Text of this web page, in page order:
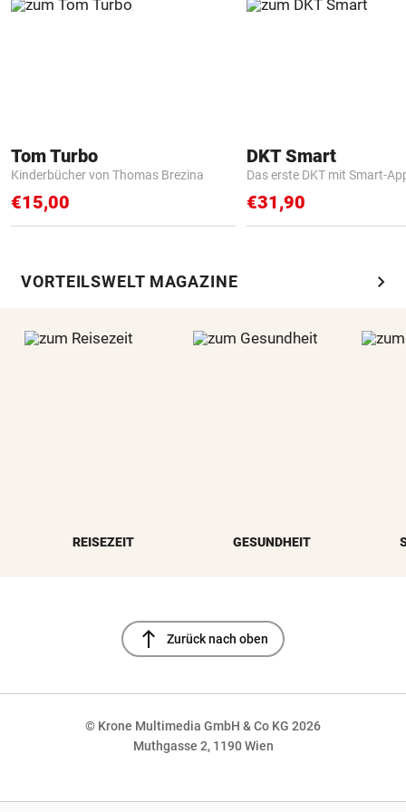
Tom Turbo
Kinderbücher von Thomas Brezina
€15,00
DKT Smart
Das erste DKT mit Smart-
€31,90
VORTEILSWELT MAGAZINE chevron_right
REISEZEIT GESUNDHEIT
north Zurück nach oben
© Krone Multimedia GmbH & Co KG 2026
Muthgasse 2, 1190 Wien
NaN%